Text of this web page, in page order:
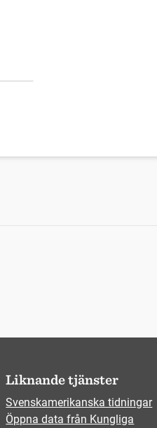
Liknande tjänster
Svenskamerikanska tidningar
Öppna data från Kungliga